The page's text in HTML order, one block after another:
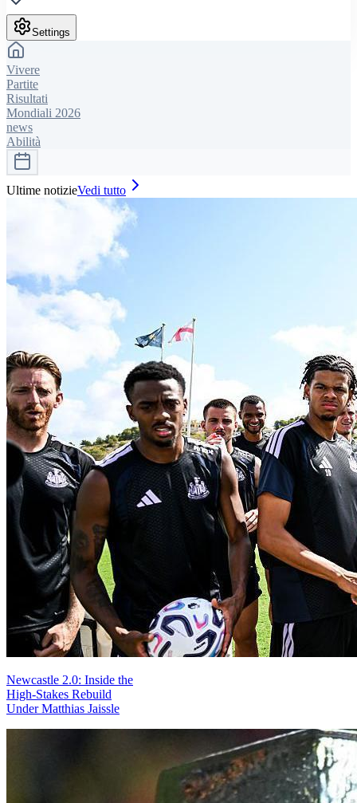
Settings
Vivere
Partite
Risultati
Mondiali 2026
news
Abilità
Ultime notizieVedi tutto
Newcastle 2.0: Inside the
High-Stakes Rebuild
Under Matthias Jaissle